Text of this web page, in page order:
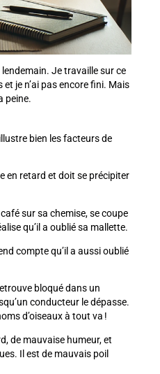
Je travaille sur ce
je n’ai pas encore fini. Mais
peine.
bien les facteurs de
en retard et doit se précipiter
sur sa chemise, se coupe
qu’il a oublié sa mallette.
compte qu’il a aussi oublié
bloqué dans un
conducteur le dépasse.
d’oiseaux à tout va !
de mauvaise humeur, et
Il est de mauvais poil